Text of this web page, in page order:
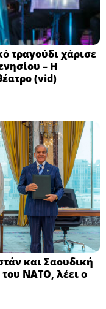
τραγούδι χάρισε
– Η
(vid)
και Σαουδική
του ΝΑΤΟ, λέει ο